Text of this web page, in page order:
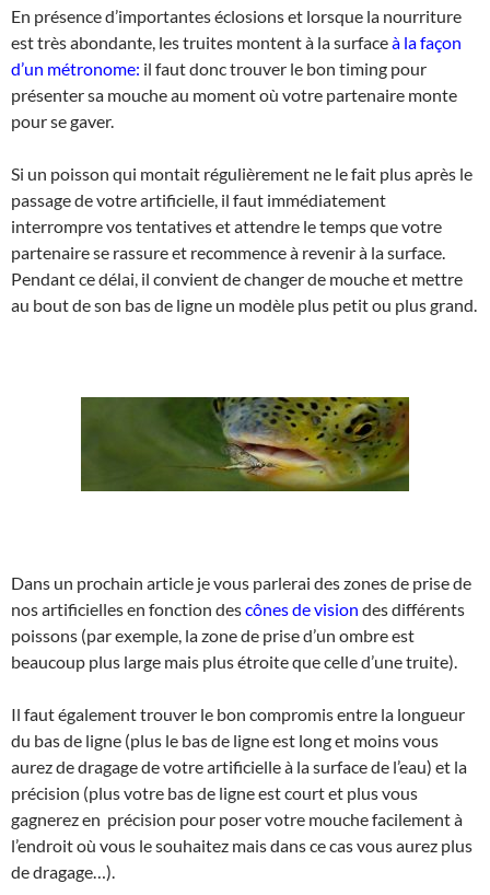
En présence d’importantes éclosions et lorsque la nourriture
est très abondante, les truites montent à la surfaceà la façon
d’un métronome: il faut donc trouver le bon timing pour
présenter sa mouche au moment où votre partenaire monte
pour se gaver.
Si un poisson qui montait régulièrement ne le fait plus après le
passage de votre artificielle, il faut immédiatement
interrompre vos tentatives et attendre le temps que votre
partenaire se rassure et recommence à revenir à la surface.
Pendant ce délai, il convient de changer de mouche et mettre
au bout de son bas de ligne un modèle plus petit ou plus grand.
Dans un prochain article je vous parlerai des zones de prise de
nos artificielles en fonction descônes de vision des différents
poissons (par exemple, la zone de prise d’un ombre est
beaucoup plus large mais plus étroite que celle d’une truite).
Il faut également trouver le bon compromis entre la longueur
du bas de ligne (plus le bas de ligne est long et moins vous
aurez de dragage de votre artificielle à la surface de l’eau) et la
précision (plus votre bas de ligne est court et plus vous
gagnerez en précision pour poser votre mouche facilement à
l’endroit où vous le souhaitez mais dans ce cas vous aurez plus
de dragage…).